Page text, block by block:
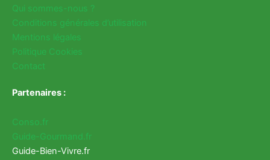
Qui sommes-nous ?
Conditions générales d’utilisation
Mentions légales
Politique Cookies
Contact
Partenaires :
Conso.fr
Guide-Gourmand.fr
Guide-Bien-Vivre.fr